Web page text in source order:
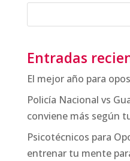
Entradas
El mejor año para
Policía Nacional vs
conviene más según
Psicotécnicos para
entrenar tu mente